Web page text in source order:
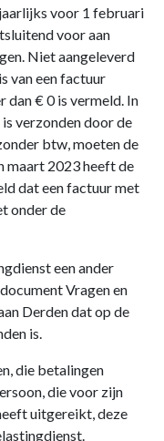
voor 1 februari
voor aan
Niet aangeleverd
van een factuur
dan € 0 is vermeld. In
verzonden door de
btw, moeten de
maart 2023 heeft de
dat een factuur met
onder de
een ander
Vragen en
Derden dat op de
is.
die betalingen
die voor zijn
uitgereikt, deze